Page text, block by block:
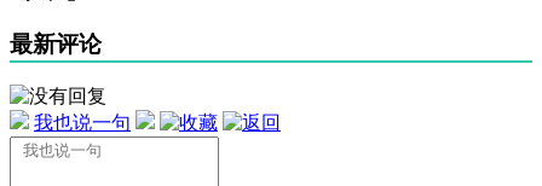
最新评论
我也说一句